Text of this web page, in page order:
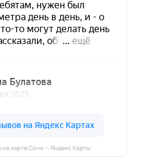
на карте Сочи — Яндекс Карты